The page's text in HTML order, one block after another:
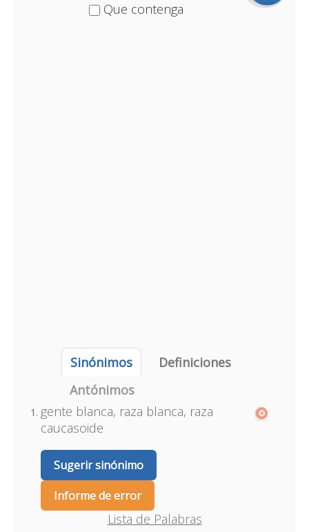
Que contenga
Sinónimos
Definiciones
Antónimos
gente blanca, raza blanca, raza
caucasoide
Sugerir sinónimo
Informe de error
Lista de Palabras